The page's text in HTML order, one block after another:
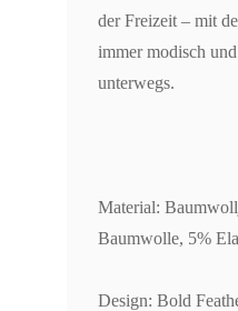
der Freizeit – mit
immer modisch
unterwegs.
Material:
Baumwolle, 5%
Design: Bold